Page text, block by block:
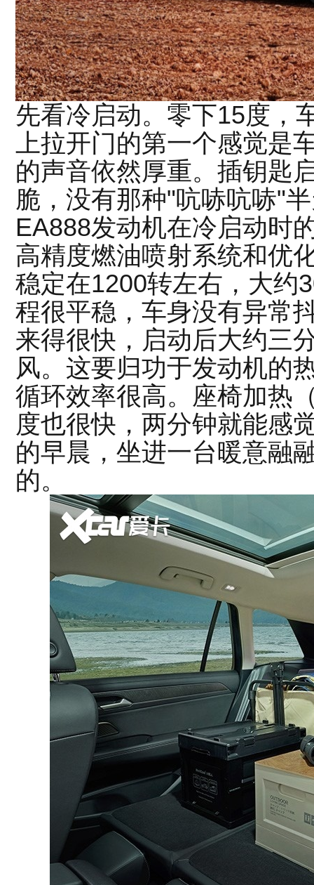
先看冷启动。零下15度，
上拉开门的第一个感觉是
的声音依然厚重。插钥匙
脆，没有那种"吭哧吭哧"
EA888发动机在冷启动时
高精度燃油喷射系统和优
稳定在1200转左右，大约
程很平稳，车身没有异常
来得很快，启动后大约三
风。这要归功于发动机的
循环效率很高。座椅加热
度也很快，两分钟就能感
的早晨，坐进一台暖意融
的。